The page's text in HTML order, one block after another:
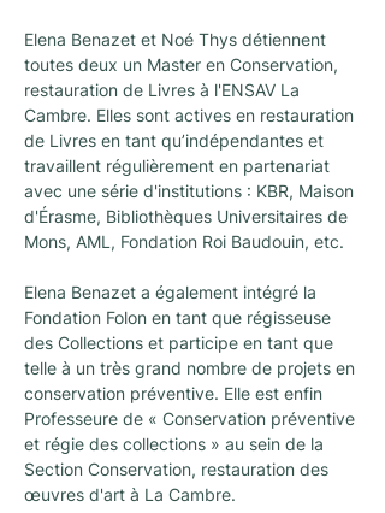
Elena Benazet et Noé Thys détiennent
toutes deux un Master en Conservation,
restauration de Livres à l'ENSAV La
Cambre. Elles sont actives en restauration
de Livres en tant qu’indépendantes et
travaillent régulièrement en partenariat
avec une série d'institutions : KBR, Maison
d'Érasme, Bibliothèques Universitaires de
Mons, AML, Fondation Roi Baudouin, etc.
Elena Benazet a également intégré la
Fondation Folon en tant que régisseuse
des Collections et participe en tant que
telle à un très grand nombre de projets en
conservation préventive. Elle est enfin
Professeure de « Conservation préventive
et régie des collections » au sein de la
Section Conservation, restauration des
œuvres d'art à La Cambre.